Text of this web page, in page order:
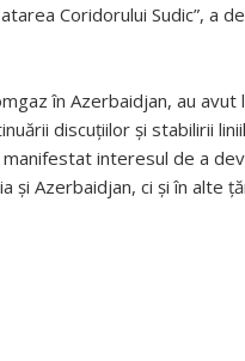
Coridorului Sudic”, a
în Azerbaidjan, au avut
discuţiilor şi stabilirii
interesul de a
şi Azerbaidjan, ci şi în alte